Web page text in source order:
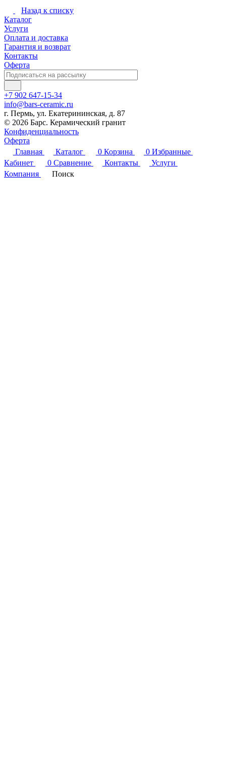
Назад к списку
Каталог
Услуги
Оплата и доставка
Гарантия и возврат
Контакты
Оферта
+7 902 647-15-34
info@bars-ceramic.ru
г. Пермь, ул. Екатерининская, д. 87
© 2026 Барс. Керамический гранит
Конфиденциальность
Оферта
Главная
Каталог 0 Корзина 0 Избранные
Кабинет
0 Сравнение Контакты
Услуги
Компания
Поиск